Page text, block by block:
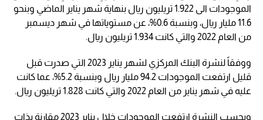
الموجودات الى 1.922 تريليون ريال بنهاية شهر يناير الماضي وبنحو
11.6 مليار ريال، وبنسبة 0.6%، عن مستوياتها في شهر ديسمبر
من العام 2022 والتي كانت 1.934 تريليون ريال.
ووفقاً لنشرة البنك المركزي لشهر يناير 2023 التي صدرت قبل
قليل ارتفعت الموجودات 94.2 مليار ريال وبنسبة 5.2%، عما كانت
عليه في شهر يناير من العام 2022 والتي كانت 1.828 تريليون ريال.
وبحسب النشرة ارتفعت الموجودات خلال يناير 2023 مقارنة بذات